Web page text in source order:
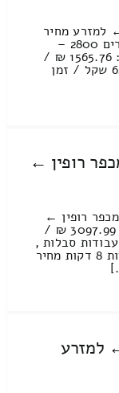
למזרע מחיר
מחירון: 2261.55 ₪ / אלה שבטווח המחירים 2800 –
2100 ₪ עבודות סבלות , טעינה ופריקה : 1565.76 ₪ /
זמן : 1 שעות 14 דקות מחיר נסיעה 629.92 שקל / זמן
רופין ←
רופין ←
למזרע כולל פירוק והרכבה מחיר מחירון: 3097.99 ₪ /
המחירים 3800 – 2900 ₪ עבודות סבלות ,
טעינה ופריקה : 1426.32 ₪ / זמן : 1 שעות 8 דקות מחיר
למזרע